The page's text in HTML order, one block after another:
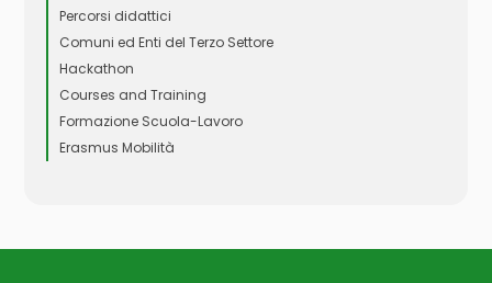
Percorsi didattici
Comuni ed Enti del Terzo Settore
Hackathon
Courses and Training
Formazione Scuola-Lavoro
Erasmus Mobilità